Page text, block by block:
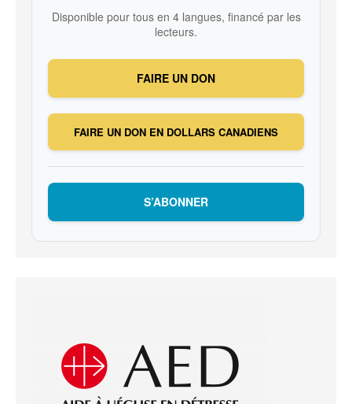
Disponible pour tous en 4 langues, financé par les
lecteurs.
FAIRE UN DON
FAIRE UN DON EN DOLLARS CANADIENS
S’ABONNER